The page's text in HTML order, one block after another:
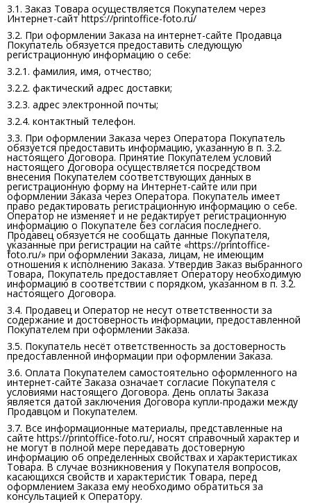
3.1. Заказ Товара осуществляется Покупателем через
Интернет-сайт https://printoffice-foto.ru/
3.2. При оформлении Заказа на интернет-сайте Продавца
Покупатель обязуется предоставить следующую
регистрационную информацию о себе:
3.2.1. фамилия, имя, отчество;
3.2.2. фактический адрес доставки;
3.2.3. адрес электронной почты;
3.2.4. контактный телефон.
3.3. При оформлении Заказа через Оператора Покупатель
обязуется предоставить информацию, указанную в п. 3.2.
настоящего Договора. Принятие Покупателем условий
настоящего Договора осуществляется посредством
внесения Покупателем соответствующих данных в
регистрационную форму на Интернет-сайте или при
оформлении Заказа через Оператора. Покупатель имеет
право редактировать регистрационную информацию о себе.
Оператор не изменяет и не редактирует регистрационную
информацию о Покупателе без согласия последнего.
Продавец обязуется не сообщать данные Покупателя,
указанные при регистрации на сайте «https://printoffice-
foto.ru/» при оформлении Заказа, лицам, не имеющим
отношения к исполнению Заказа. Утвердив Заказ выбранного
Товара, Покупатель предоставляет Оператору необходимую
информацию в соответствии с порядком, указанном в п. 3.2.
настоящего Договора.
3.4. Продавец и Оператор не несут ответственности за
содержание и достоверность информации, предоставленной
Покупателем при оформлении Заказа.
3.5. Покупатель несёт ответственность за достоверность
предоставленной информации при оформлении Заказа.
3.6. Оплата Покупателем самостоятельно оформленного на
интернет-сайте Заказа означает согласие Покупателя с
условиями настоящего Договора. День оплаты Заказа
является датой заключения Договора купли-продажи между
Продавцом и Покупателем.
3.7. Все информационные материалы, представленные на
сайте https://printoffice-foto.ru/, носят справочный характер и
не могут в полной мере передавать достоверную
информацию об определенных свойствах и характеристиках
Товара. В случае возникновения у Покупателя вопросов,
касающихся свойств и характеристик Товара, перед
оформлением Заказа ему необходимо обратиться за
консультацией к Оператору.